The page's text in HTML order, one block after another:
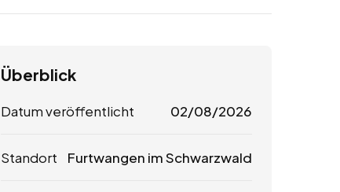
Überblick
Datum veröffentlicht 02/08/2026
Standort Furtwangen im Schwarzwald